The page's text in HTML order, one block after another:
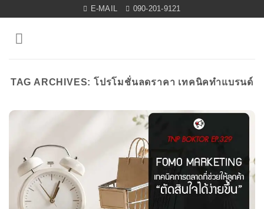
content
E-MAIL 090-201-9121
TAG ARCHIVES:โปรโมชั่นลดราคา เทคนิคทำแบรนด์